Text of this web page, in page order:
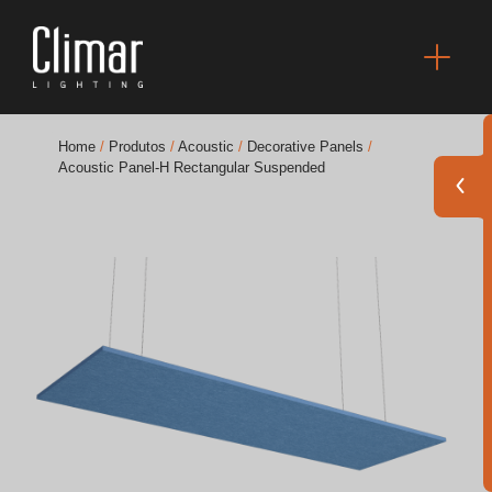
Finishes Book
Soluções Acústicas
Melhores Projetos
Home / Produtos / Acoustic / Decorative Panels /
Acoustic Panel-H Rectangular Suspended